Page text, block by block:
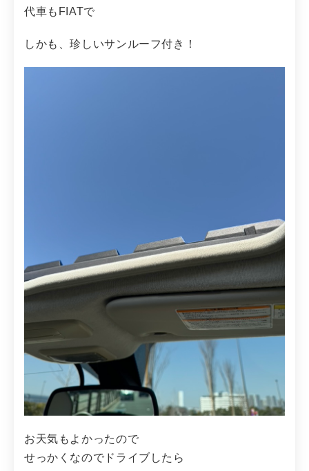
代車もFIATで
しかも、珍しいサンルーフ付き！
お天気もよかったので
せっかくなのでドライブしたら